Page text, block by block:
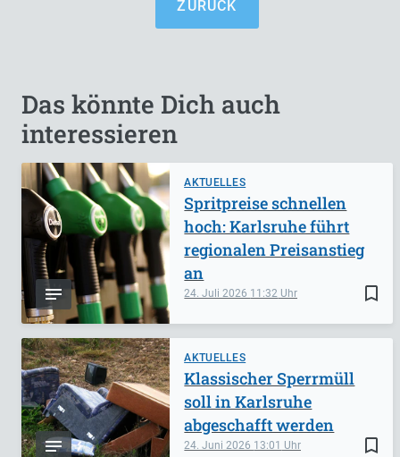
ZURÜCK
Das könnte Dich auch
interessieren
AKTUELLES
bookmark_border
24. Juli 2026 11:32
Spritpreise schnellen
hoch: Karlsruhe führt
regionalen Preisanstieg
an
AKTUELLES
bookmark_border
24. Juni 2026 13:01
Klassischer Sperrmüll
soll in Karlsruhe
abgeschafft werden